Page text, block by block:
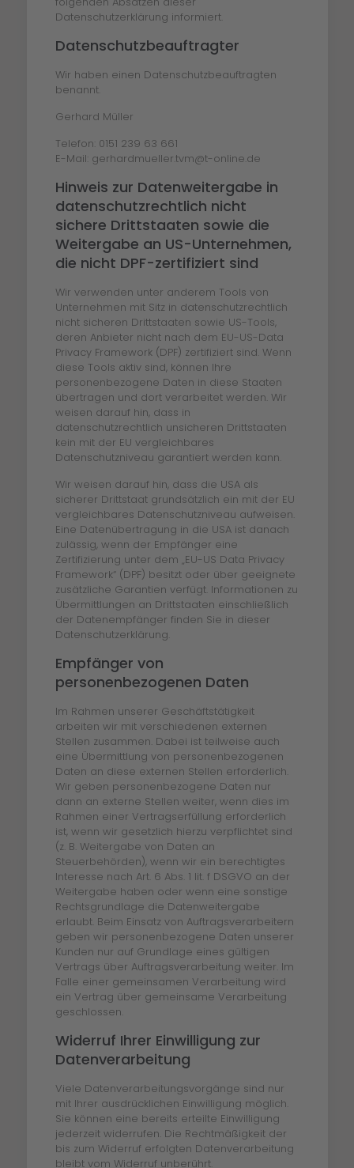
Datenschutzerklärung informiert.
Datenschutz­beauftragter
Wir haben einen Datenschutzbeauftragten
benannt.
Gerhard Müller
Telefon: 0151 239 63 661
E-Mail: gerhardmueller.tvm@t-online.de
Hinweis zur Datenweitergabe in
datenschutzrechtlich nicht
sichere Drittstaaten sowie die
Weitergabe an US-Unternehmen,
die nicht DPF-zertifiziert sind
Wir verwenden unter anderem Tools von
Unternehmen mit Sitz in datenschutzrechtlich
nicht sicheren Drittstaaten sowie US-Tools,
deren Anbieter nicht nach dem EU-US-Data
Privacy Framework (DPF) zertifiziert sind. Wenn
diese Tools aktiv sind, können Ihre
personenbezogene Daten in diese Staaten
übertragen und dort verarbeitet werden. Wir
weisen darauf hin, dass in
datenschutzrechtlich unsicheren Drittstaaten
kein mit der EU vergleichbares
Datenschutzniveau garantiert werden kann.
Wir weisen darauf hin, dass die USA als
sicherer Drittstaat grundsätzlich ein mit der EU
vergleichbares Datenschutzniveau aufweisen.
Eine Datenübertragung in die USA ist danach
zulässig, wenn der Empfänger eine
Zertifizierung unter dem „EU-US Data Privacy
Framework“ (DPF) besitzt oder über geeignete
zusätzliche Garantien verfügt. Informationen zu
Übermittlungen an Drittstaaten einschließlich
der Datenempfänger finden Sie in dieser
Datenschutzerklärung.
Empfänger von
personenbezogenen Daten
Im Rahmen unserer Geschäftstätigkeit
arbeiten wir mit verschiedenen externen
Stellen zusammen. Dabei ist teilweise auch
eine Übermittlung von personenbezogenen
Daten an diese externen Stellen erforderlich.
Wir geben personenbezogene Daten nur
dann an externe Stellen weiter, wenn dies im
Rahmen einer Vertragserfüllung erforderlich
ist, wenn wir gesetzlich hierzu verpflichtet sind
(z. B. Weitergabe von Daten an
Steuerbehörden), wenn wir ein berechtigtes
Interesse nach Art. 6 Abs. 1 lit. f DSGVO an der
Weitergabe haben oder wenn eine sonstige
Rechtsgrundlage die Datenweitergabe
erlaubt. Beim Einsatz von Auftragsverarbeitern
geben wir personenbezogene Daten unserer
Kunden nur auf Grundlage eines gültigen
Vertrags über Auftragsverarbeitung weiter. Im
Falle einer gemeinsamen Verarbeitung wird
ein Vertrag über gemeinsame Verarbeitung
geschlossen.
Widerruf Ihrer Einwilligung zur
Datenverarbeitung
Viele Datenverarbeitungsvorgänge sind nur
mit Ihrer ausdrücklichen Einwilligung möglich.
Sie können eine bereits erteilte Einwilligung
jederzeit widerrufen. Die Rechtmäßigkeit der
bis zum Widerruf erfolgten Datenverarbeitung
bleibt vom Widerruf unberührt.